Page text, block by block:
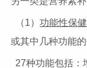
（1） 功能性保
或其中几种功能的
27种功能包括：